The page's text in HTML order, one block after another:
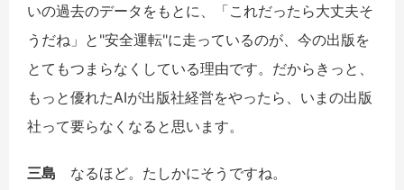
いの過去のデータをもとに、「これだったら大丈夫そ
うだね」と"安全運転"に走っているのが、今の出版を
とてもつまらなくしている理由です。だからきっと、
もっと優れたAIが出版社経営をやったら、いまの出版
社って要らなくなると思います。
三島 なるほど。たしかにそうですね。